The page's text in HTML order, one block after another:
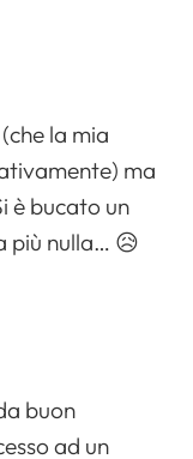
la mia
ma
è bucato un
più nulla… 😥
buon
ad un